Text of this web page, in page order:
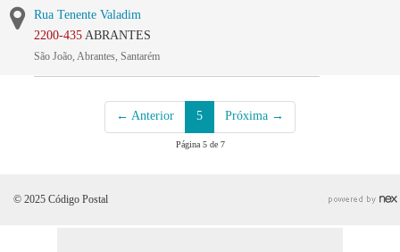
Rua Tenente Valadim
2200-435 ABRANTES
São João, Abrantes, Santarém
← Anterior 5 Próxima →
Página 5 de 7
© 2025 Código Postal